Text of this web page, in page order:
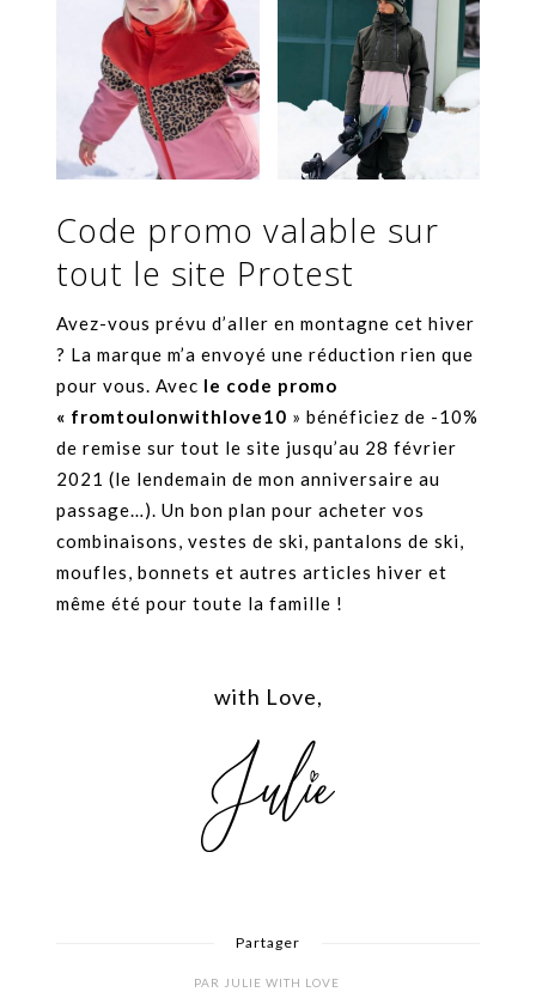
Code promo valable sur
tout le site Protest
Avez-vous prévu d’aller en montagne cet hiver
? La marque m’a envoyé une réduction rien que
pour vous. Avec le code promo
« fromtoulonwithlove10 » bénéficiez de -10%
de remise sur tout le site jusqu’au 28 février
2021 (le lendemain de mon anniversaire au
passage…). Un bon plan pour acheter vos
combinaisons, vestes de ski, pantalons de ski,
moufles, bonnets et autres articles hiver et
même été pour toute la famille !
with Love,
Partager
PAR JULIE WITH LOVE